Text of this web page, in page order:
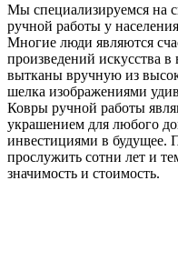
Мы специализируемся на
ручной работы у
Многие люди являются
произведений искусства
вытканы вручную из
шелка изображениями
Ковры ручной работы
украшением для любого
инвестициями в будущее.
прослужить сотни лет и
значимость и стоимость.